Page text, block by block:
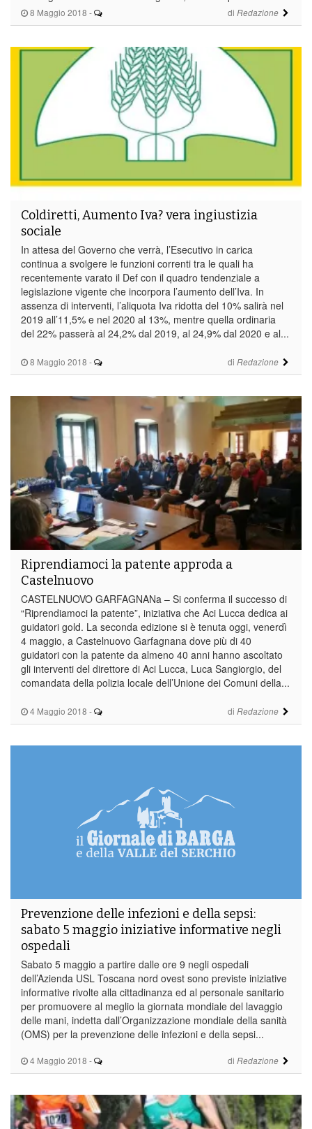
8 Maggio 2018 - di Redazione
8 Maggio 2018 - di Redazione
Coldiretti, Aumento Iva? vera ingiustizia
sociale
In attesa del Governo che verrà, l’Esecutivo in carica
continua a svolgere le funzioni correnti tra le quali ha
recentemente varato il Def con il quadro tendenziale a
legislazione vigente che incorpora l’aumento dell’Iva. In
assenza di interventi, l’aliquota Iva ridotta del 10% salirà nel
2019 all’11,5% e nel 2020 al 13%, mentre quella ordinaria
del 22% passerà al 24,2% dal 2019, al 24,9% dal 2020 e al...
4 Maggio 2018 - di Redazione
Riprendiamoci la patente approda a
Castelnuovo
CASTELNUOVO GARFAGNANa – Si conferma il successo di
“Riprendiamoci la patente”, iniziativa che Aci Lucca dedica ai
guidatori gold. La seconda edizione si è tenuta oggi, venerdì
4 maggio, a Castelnuovo Garfagnana dove più di 40
guidatori con la patente da almeno 40 anni hanno ascoltato
gli interventi del direttore di Aci Lucca, Luca Sangiorgio, del
comandata della polizia locale dell’Unione dei Comuni della...
4 Maggio 2018 - di Redazione
Prevenzione delle infezioni e della sepsi:
sabato 5 maggio iniziative informative negli
ospedali
Sabato 5 maggio a partire dalle ore 9 negli ospedali
dell’Azienda USL Toscana nord ovest sono previste iniziative
informative rivolte alla cittadinanza ed al personale sanitario
per promuovere al meglio la giornata mondiale del lavaggio
delle mani, indetta dall’Organizzazione mondiale della sanità
(OMS) per la prevenzione delle infezioni e della sepsi...